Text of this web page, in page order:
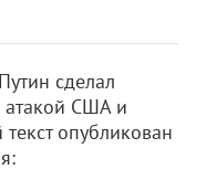
сделал
атакой США и
опубликован